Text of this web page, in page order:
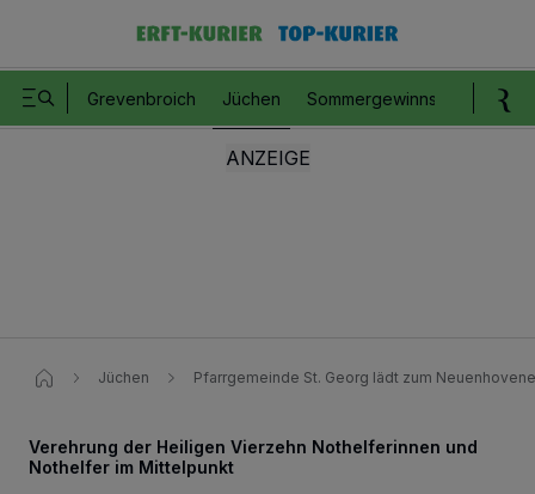
Grevenbroich Jüchen Sommergewinnspiel
Jüchen Pfarrgemeinde St. Georg lädt zum
Verehrung der Heiligen Vierzehn Nothelferinnen und
Nothelfer im Mittelpunkt